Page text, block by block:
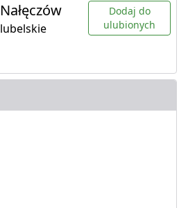
Nałęczów
lubelskie
Dodaj do
ulubionych